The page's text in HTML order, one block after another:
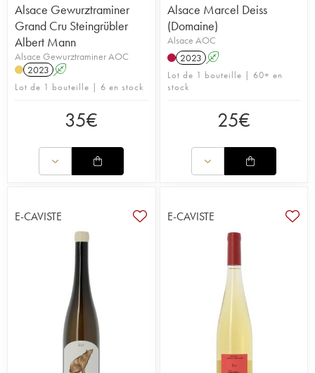
Alsace Gewurztraminer
Grand Cru Steingrübler
Albert Mann
Alsace Gewurztraminer AOC
2023 A
Lot de 1 bouteille | 6 en stock
35€
Alsace Marcel Deiss
(Domaine)
Alsace AOC
2023 A
Lot de 1 bouteille | 60+ en
stock
25€
E-CAVISTE E-CAVISTE